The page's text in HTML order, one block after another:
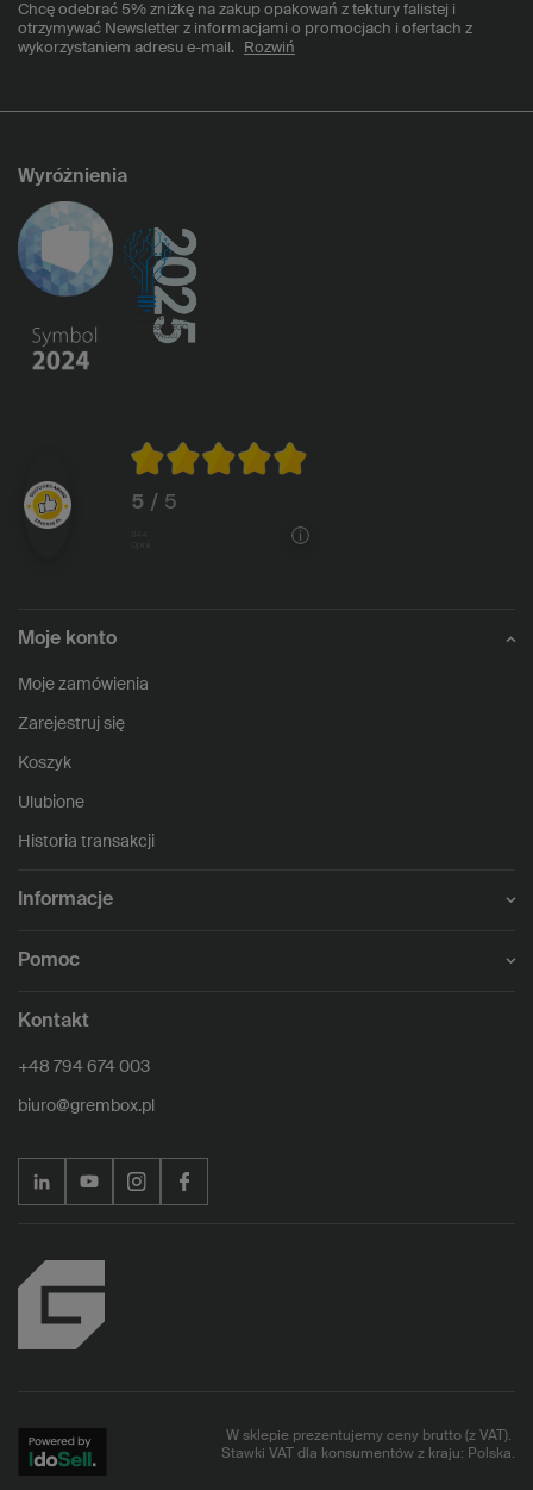
Chcę odebrać 5% zniżkę na zakup opakowań z tektury falistej i
otrzymywać Newsletter z informacjami o promocjach i ofertach z
wykorzystaniem adresu e-mail.
Rozwiń
Wyróżnienia
5 / 5
Moje konto
Moje zamówienia
Zarejestruj się
Koszyk
Ulubione
Historia transakcji
Informacje
Pomoc
Kontakt
+48 794 674 003
biuro@grembox.pl
W sklepie prezentujemy ceny brutto (z VAT).
Stawki VAT dla konsumentów z kraju: Polska.